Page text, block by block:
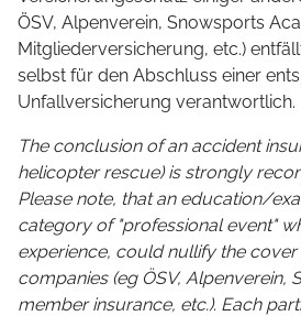
ÖSV, Alpenverein, Snowsports
Mitgliederversicherung, etc.)
selbst für den Abschluss einer
Unfallversicherung verantwortlich.
The conclusion of an accident
helicopter rescue) is strongly
Please note, that an education/
category of "professional event"
experience, could nullify the
companies (eg ÖSV, Alpenverein,
member insurance, etc.). Each